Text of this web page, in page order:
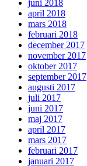
juni 2018
april 2018
mars 2018
februari 2018
december 2017
november 2017
oktober 2017
september 2017
augusti 2017
juli 2017
juni 2017
maj 2017
april 2017
mars 2017
februari 2017
januari 2017